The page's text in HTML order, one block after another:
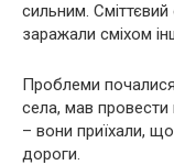
сильним.
заражали сміхом
Проблеми
села, мав провести
– вони приїхали,
дороги.